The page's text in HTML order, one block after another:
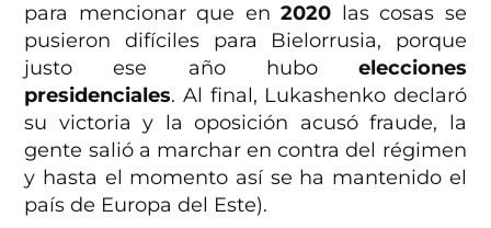
para mencionar que en 2020 las cosas se
pusieron difíciles para Bielorrusia, porque
justo ese año huboelecciones
presidenciales. Al final, Lukashenko declaró
su victoria y la oposición acusó fraude, la
gente salió a marchar en contra del régimen
y hasta el momento así se ha mantenido el
país de Europa del Este).